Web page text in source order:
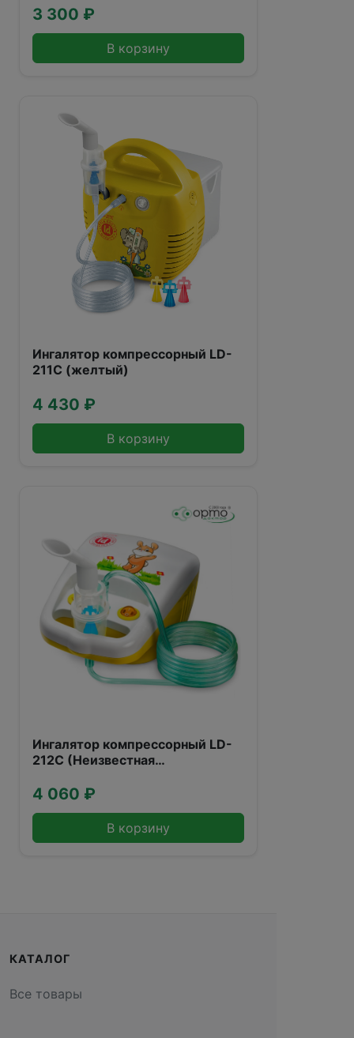
3 300 ₽
В корзину
Ингалятор компрессорный LD-
211C (желтый)
4 430 ₽
В корзину
Ингалятор компрессорный LD-
212C (Неизвестная
4 060 ₽
В корзину
КАТАЛОГ
Все товары